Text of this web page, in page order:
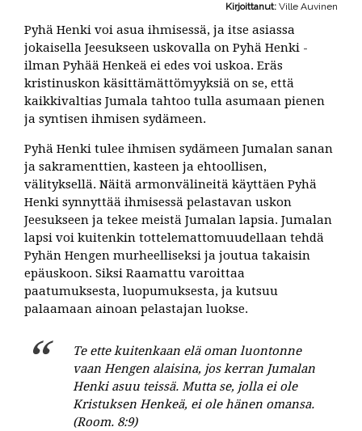
Kirjoittanut: Ville Auvinen
Pyhä Henki voi asua ihmisessä, ja itse asiassa
jokaisella Jeesukseen uskovalla on Pyhä Henki -
ilman Pyhää Henkeä ei edes voi uskoa. Eräs
kristinuskon käsittämättömyyksiä on se, että
kaikkivaltias Jumala tahtoo tulla asumaan pienen
ja syntisen ihmisen sydämeen.
Pyhä Henki tulee ihmisen sydämeen Jumalan sanan
ja sakramenttien, kasteen ja ehtoollisen,
välityksellä. Näitä armonvälineitä käyttäen Pyhä
Henki synnyttää ihmisessä pelastavan uskon
Jeesukseen ja tekee meistä Jumalan lapsia. Jumalan
lapsi voi kuitenkin tottelemattomuudellaan tehdä
Pyhän Hengen murheelliseksi ja joutua takaisin
epäuskoon. Siksi Raamattu varoittaa
paatumuksesta, luopumuksesta, ja kutsuu
palaamaan ainoan pelastajan luokse.
Te ette kuitenkaan elä oman luontonne
vaan Hengen alaisina, jos kerran Jumalan
Henki asuu teissä. Mutta se, jolla ei ole
Kristuksen Henkeä, ei ole hänen omansa.
(Room. 8:9)